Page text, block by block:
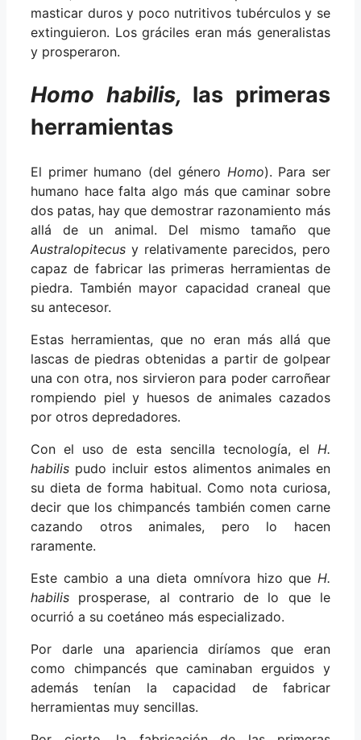
masticar duros y poco nutritivos tubérculos y se
extinguieron. Los gráciles eran más generalistas
y prosperaron.
Homo habilis, las primeras
herramientas
El primer humano (del género Homo). Para ser
humano hace falta algo más que caminar sobre
dos patas, hay que demostrar razonamiento más
allá de un animal. Del mismo tamaño que
Australopitecus y relativamente parecidos, pero
capaz de fabricar las primeras herramientas de
piedra. También mayor capacidad craneal que
su antecesor.
Estas herramientas, que no eran más allá que
lascas de piedras obtenidas a partir de golpear
una con otra, nos sirvieron para poder carroñear
rompiendo piel y huesos de animales cazados
por otros depredadores.
Con el uso de esta sencilla tecnología, el H.
habilis pudo incluir estos alimentos animales en
su dieta de forma habitual. Como nota curiosa,
decir que los chimpancés también comen carne
cazando otros animales, pero lo hacen
raramente.
Este cambio a una dieta omnívora hizo que H.
habilis prosperase, al contrario de lo que le
ocurrió a su coetáneo más especializado.
Por darle una apariencia diríamos que eran
como chimpancés que caminaban erguidos y
además tenían la capacidad de fabricar
herramientas muy sencillas.